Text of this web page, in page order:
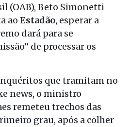
(OAB), Beto Simonetti
ao Estadão, esperar a
dará para se
de processar os
que tramitam no
news, o ministro
remeteu trechos das
grau, após a colher